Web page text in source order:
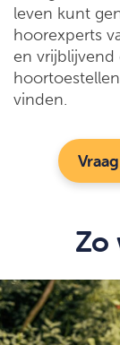
leven kunt
hoorexperts
en vrijblijvend
vinden.
Zo